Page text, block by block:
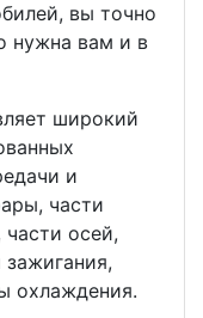
вы точно
нужна вам и в
широкий
и
части
части осей,
охлаждения.